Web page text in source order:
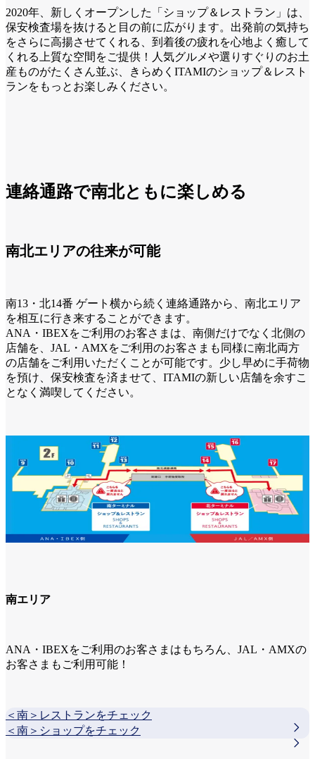
2020年、新しくオープンした「ショップ＆レストラン」は、
保安検査場を抜けると目の前に広がります。出発前の気持ち
をさらに高揚させてくれる、到着後の疲れを心地よく癒して
くれる上質な空間をご提供！人気グルメや選りすぐりのお土
産ものがたくさん並ぶ、きらめくITAMIのショップ＆レスト
ランをもっとお楽しみください。
連絡通路で南北ともに楽しめる
南北エリアの往来が可能
南13・北14番 ゲート横から続く連絡通路から、南北エリア
を相互に行き来することができます。
ANA・IBEXをご利用のお客さまは、南側だけでなく北側の
店舗を、JAL・AMXをご利用のお客さまも同様に南北両方
の店舗をご利用いただくことが可能です。少し早めに手荷物
を預け、保安検査を済ませて、ITAMIの新しい店舗を余すこ
となく満喫してください。
南エリア
ANA・IBEXをご利用のお客さまはもちろん、JAL・AMXの
お客さまもご利用可能！
＜南＞レストランをチェック
＜南＞ショップをチェック